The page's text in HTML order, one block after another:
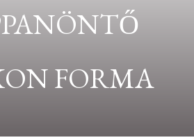
FORMA